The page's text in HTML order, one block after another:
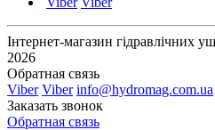
Інтернет-магазин гідравлічних
2026
Обратная связь
Viber Viber info@hydromag.com.ua
Заказать звонок
Обратная связь